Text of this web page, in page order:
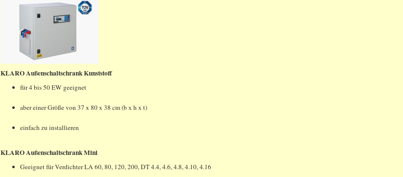
KLARO Außenschaltschrank Kunststoff
für 4 bis 50 EW geeignet
aber einer Größe von 37 x 80 x 38 cm (b x h x t)
einfach zu installieren
KLARO Außenschaltschrank Mini
Geeignet für Verdichter LA 60, 80, 120, 200, DT 4.4, 4.6, 4.8, 4.10, 4.16